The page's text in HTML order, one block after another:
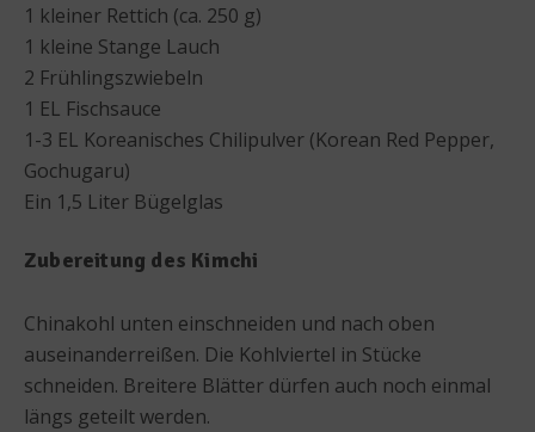
1 kleiner Rettich (ca. 250 g)
1 kleine Stange Lauch
2 Frühlingszwiebeln
1 EL Fischsauce
1-3 EL Koreanisches Chilipulver (Korean Red Pepper,
Gochugaru)
Ein 1,5 Liter Bügelglas
Zubereitung des Kimchi
Chinakohl unten einschneiden und nach oben
auseinanderreißen. Die Kohlviertel in Stücke
schneiden. Breitere Blätter dürfen auch noch einmal
längs geteilt werden.